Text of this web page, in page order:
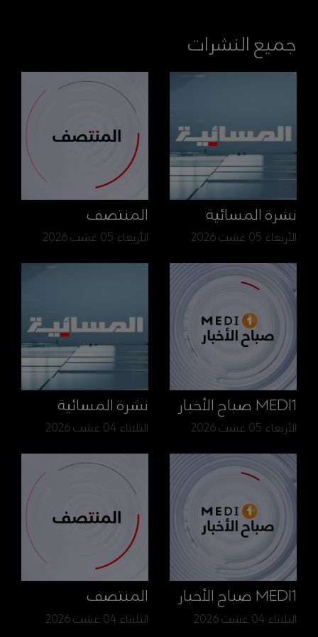
جميع النشرات
نشرة المسائية
الأربعاء 05 غشت 2026
المنتصف
الأربعاء 05 غشت 2026
MEDI1 صباح الأخبار
الأربعاء 05 غشت 2026
نشرة المسائية
الثلاثاء 04 غشت 2026
MEDI1 صباح الأخبار
الثلاثاء 04 غشت 2026
المنتصف
الثلاثاء 04 غشت 2026